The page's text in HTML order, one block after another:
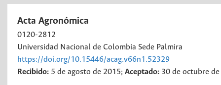
Acta Agronómica
0120-2812
Universidad Nacional de Colombia Sede Palmira
https://doi.org/10.15446/acag.v66n1.52329
Recibido: 5 de agosto de 2015; Aceptado: 30 de octubre